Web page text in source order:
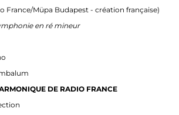
France/Müpa Budapest - création française)
en ré mineur
DE RADIO FRANCE